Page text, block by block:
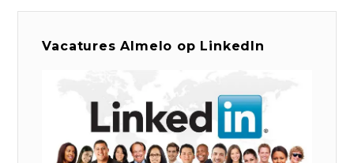
Vacatures Almelo op LinkedIn